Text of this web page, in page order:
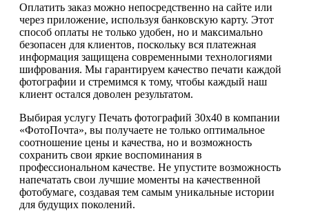
Оплатить заказ можно непосредственно на сайте или
через приложение, используя банковскую карту. Этот
способ оплаты не только удобен, но и максимально
безопасен для клиентов, поскольку вся платежная
информация защищена современными технологиями
шифрования. Мы гарантируем качество печати каждой
фотографии и стремимся к тому, чтобы каждый наш
клиент остался доволен результатом.
Выбирая услугу Печать фотографий 30х40 в компании
«ФотоПочта», вы получаете не только оптимальное
соотношение цены и качества, но и возможность
сохранить свои яркие воспоминания в
профессиональном качестве. Не упустите возможность
напечатать свои лучшие моменты на качественной
фотобумаге, создавая тем самым уникальные истории
для будущих поколений.